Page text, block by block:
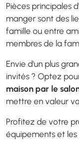
Pièces principales
manger sont des
famille ou entre
membres de la
Envie d'un plus
invités ? Optez
maison par le
mettre en valeur
Profitez de votre
équipements et